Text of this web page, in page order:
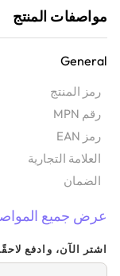
حافظ على احترافيتك
مصنوعة من هيكل متين
كاملة دون المساس
ممتص للصدمات، ولمسة
والسفر والاستخدام
مواصفات المنتج
General
رمز المنتج
رقم MPN
رمز EAN
‫العلامة التجارية
الضمان‬
عرض جميع
اشتر الآن، وادفع